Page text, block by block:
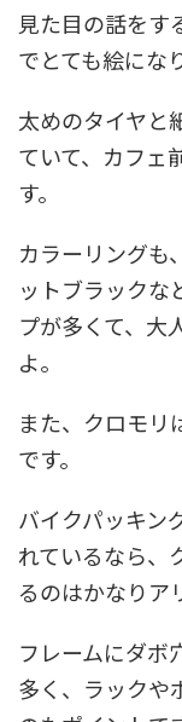
見た目の話をす
でとても絵にな
太めのタイヤと
ていて、カフェ
す。
カラーリングも
ットブラックな
プが多くて、大
よ。
また、クロモリ
です。
バイクパッキン
れているなら、
るのはかなりア
フレームにダボ
多く、ラックや